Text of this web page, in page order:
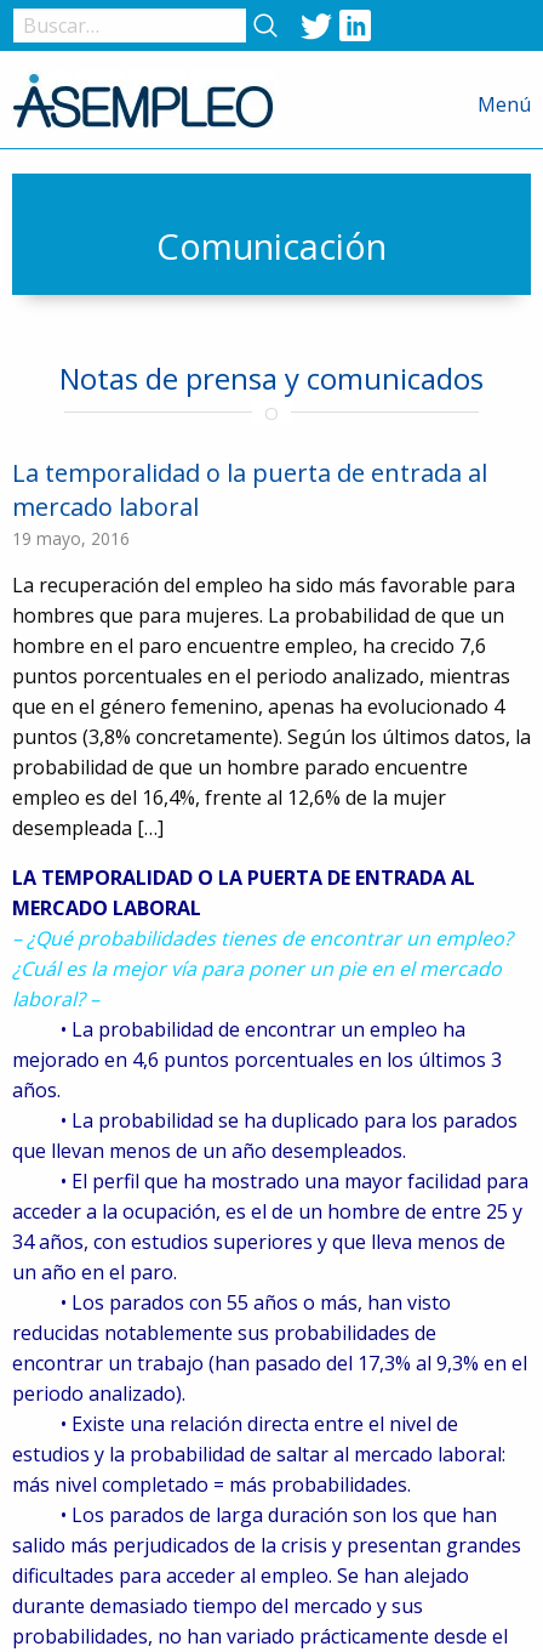
Twitter
de
usuario
o
correo
Contraseña
91
5980674
Menú
Comunicación
Notas de prensa y comunicados
La temporalidad o la puerta de entrada al
mercado laboral
19 mayo, 2016
La recuperación del empleo ha sido más favorable para
hombres que para mujeres. La probabilidad de que un
hombre en el paro encuentre empleo, ha crecido 7,6
puntos porcentuales en el periodo analizado, mientras
que en el género femenino, apenas ha evolucionado 4
puntos (3,8% concretamente). Según los últimos datos, la
probabilidad de que un hombre parado encuentre
empleo es del 16,4%, frente al 12,6% de la mujer
desempleada […]
LA TEMPORALIDAD O LA PUERTA DE ENTRADA AL
MERCADO LABORAL
– ¿Qué probabilidades tienes de encontrar un empleo?
¿Cuál es la mejor vía para poner un pie en el mercado
laboral? –
• La probabilidad de encontrar un empleo ha
mejorado en 4,6 puntos porcentuales en los últimos 3
años.
• La probabilidad se ha duplicado para los parados
que llevan menos de un año desempleados.
• El perfil que ha mostrado una mayor facilidad para
acceder a la ocupación, es el de un hombre de entre 25 y
34 años, con estudios superiores y que lleva menos de
un año en el paro.
• Los parados con 55 años o más, han visto
reducidas notablemente sus probabilidades de
encontrar un trabajo (han pasado del 17,3% al 9,3% en el
periodo analizado).
• Existe una relación directa entre el nivel de
estudios y la probabilidad de saltar al mercado laboral:
más nivel completado = más probabilidades.
• Los parados de larga duración son los que han
salido más perjudicados de la crisis y presentan grandes
dificultades para acceder al empleo. Se han alejado
durante demasiado tiempo del mercado y sus
probabilidades, no han variado prácticamente desde el